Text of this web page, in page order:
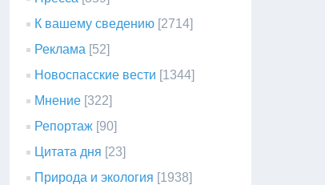
К вашему сведению [2714]
Реклама [52]
Новоспасские вести [1344]
Мнение [322]
Репортаж [90]
Цитата дня [23]
Природа и экология [1938]